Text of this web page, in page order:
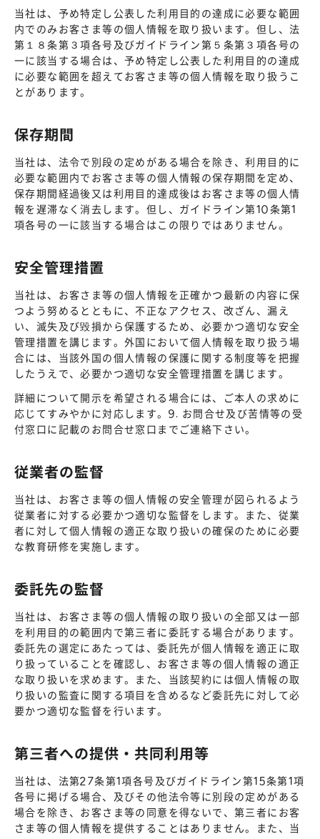
当社は、予め特定し公表した利用目的の達成に必要な範囲
内でのみお客さま等の個人情報を取り扱います。但し、法
第１８条第３項各号及びガイドライン第５条第３項各号の
一に該当する場合は、予め特定し公表した利用目的の達成
に必要な範囲を超えてお客さま等の個人情報を取り扱うこ
とがあります。
保存期間
当社は、法令で別段の定めがある場合を除き、利用目的に
必要な範囲内でお客さま等の個人情報の保存期間を定め、
保存期間経過後又は利用目的達成後はお客さま等の個人情
報を遅滞なく消去します。但し、ガイドライン第10条第1
項各号の一に該当する場合はこの限りではありません。
安全管理措置
当社は、お客さま等の個人情報を正確かつ最新の内容に保
つよう努めるとともに、不正なアクセス、改ざん、漏え
い、滅失及び毀損から保護するため、必要かつ適切な安全
管理措置を講じます。外国において個人情報を取り扱う場
合には、当該外国の個人情報の保護に関する制度等を把握
したうえで、必要かつ適切な安全管理措置を講じます。
詳細について開示を希望される場合には、ご本人の求めに
応じてすみやかに対応します。9. お問合せ及び苦情等の受
付窓口に記載のお問合せ窓口までご連絡下さい。
従業者の監督
当社は、お客さま等の個人情報の安全管理が図られるよう
従業者に対する必要かつ適切な監督をします。また、従業
者に対して個人情報の適正な取り扱いの確保のために必要
な教育研修を実施します。
委託先の監督
当社は、お客さま等の個人情報の取り扱いの全部又は一部
を利用目的の範囲内で第三者に委託する場合があります。
委託先の選定にあたっては、委託先が個人情報を適正に取
り扱っていることを確認し、お客さま等の個人情報の適正
な取り扱いを求めます。また、当該契約には個人情報の取
り扱いの監査に関する項目を含めるなど委託先に対して必
要かつ適切な監督を行います。
第三者への提供・共同利用等
当社は、法第27条第1項各号及びガイドライン第15条第1項
各号に掲げる場合、及びその他法令等に別段の定めがある
場合を除き、お客さま等の同意を得ないで、第三者にお客
さま等の個人情報を提供することはありません。また、当